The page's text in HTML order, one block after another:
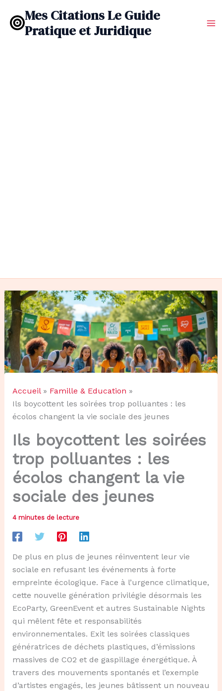
contenu
Mes Citations Le Guide
Pratique et Juridique
Accueil
Famille & Education
Ils boycottent les soirées trop polluantes : les
écolos changent la vie sociale des jeunes
Ils boycottent les soirées
trop polluantes : les
écolos changent la vie
sociale des jeunes
4 minutes de lecture
De plus en plus de jeunes réinventent leur vie
sociale en refusant les événements à forte
empreinte écologique. Face à l’urgence climatique,
cette nouvelle génération privilégie désormais les
EcoParty, GreenEvent et autres Sustainable Nights
qui mêlent fête et responsabilités
environnementales. Exit les soirées classiques
génératrices de déchets plastiques, d’émissions
massives de CO2 et de gaspillage énergétique. À
travers des mouvements spontanés et l’exemple
d’artistes engagés, les jeunes bâtissent un nouveau